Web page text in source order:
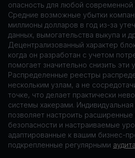
опасность для любой современной
Средние возможные убытки
миллионы долларов в год из-за
данных, вымогательства выкупа и
Децентрализованный характер
когда он разработан с учетом
помогает значительно снизить эти
Распределенные реестры
нескольким узлам, а не
точке, что делает практически
системы хакерами.
позволяет настроить
безопасности и настраиваемые
адаптированные к вашим бизнес-
подкрепленные регулярными